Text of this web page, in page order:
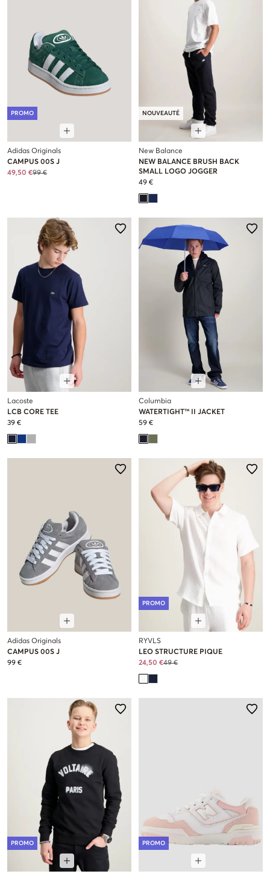
PROMO
Adidas Originals
CAMPUS 00S J
49,50 €99 €
NOUVEAUTÉ
New Balance
NEW BALANCE BRUSH BACK
SMALL LOGO JOGGER
49 €
Lacoste
LCB CORE TEE
39 €
Columbia
WATERTIGHT™ II JACKET
59 €
Adidas Originals
CAMPUS 00S J
99 €
PROMO
RYVLS
LEO STRUCTURE PIQUE
24,50 €49 €
PROMO PROMO